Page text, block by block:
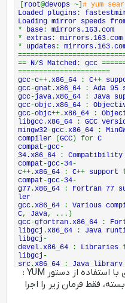
root@devops ~] # yum
Loaded plugins :
Loading mirror speeds
* base : mirrors.163 .com
* extras : mirrors.163 .com
* updates : mirrors.163 .
== N/S Matched : gcc
======================
gcc-c++.x86_64 : C++
gcc-gnat .x86_64 : Ada 95
gcc-java .x86_64 : Java
gcc-objc .x86_64 :
gcc-objc++.x86_64 :
libgcc .x86_64 : GCC
mingw32-gcc .x86_64 :
compiler
(GCC ) for C
compat -gcc-
34.x86_64
: Compatibility
compat -gcc-34-
c++.x86_64 : C++ support
compat -gcc-34-
g77 .x86_64 : Fortran 77
ler
gcc .x86_64 : Various
C, Java, ...)
gcc-gfortran .x86_64 :
libgcj .x86_64 : Java
libgcj -
devel .x86_64 : Libraries
libgcj -
src .x86_64 : Java library
libgomp
.x86_64 :GCC
libmudflap
x86_64:
libmudflap -devel .x86_64:
فقط فرمان زیر را اجرا